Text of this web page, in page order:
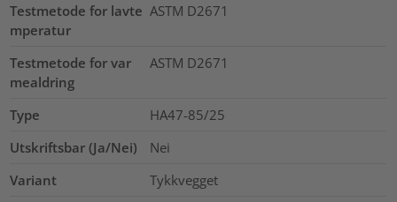
Testmetode for lavte
mperatur
ASTM D2671
Testmetode for var
mealdring
ASTM D2671
Type
HA47-85/25
Utskriftsbar (Ja/Nei)
Nei
Variant
Tykkvegget